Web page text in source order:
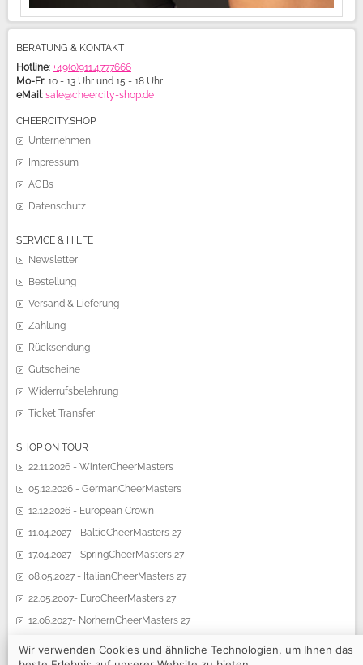
BERATUNG & KONTAKT
Hotline: +49(0)911.4777666
Mo-Fr: 10 - 13 Uhr und 15 - 18 Uhr
eMail: sale@cheercity-shop.de
CHEERCITY.SHOP
Unternehmen
Impressum
AGBs
Datenschutz
SERVICE & HILFE
Newsletter
Bestellung
Versand & Lieferung
Zahlung
Rücksendung
Gutscheine
Widerrufsbelehrung
Ticket Transfer
SHOP ON TOUR
22.11.2026 - WinterCheerMasters
05.12.2026 - GermanCheerMasters
12.12.2026 - European Crown
11.04.2027 - BalticCheerMasters 27
17.04.2027 - SpringCheerMasters 27
08.05.2027 - ItalianCheerMasters 27
22.05.2007- EuroCheerMasters 27
12.06.2027- NorhernCheerMasters 27
Wir verwenden Cookies und ähnliche Technologien, um Ihnen das